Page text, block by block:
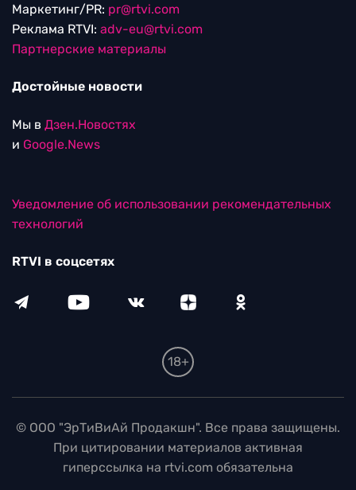
Маркетинг/PR: pr@rtvi.com
Реклама RTVI: adv-eu@rtvi.com
Партнерские материалы
Достойные новости
Мы в Дзен.Новостях
и Google.News
Уведомление об использовании рекомендательных
технологий
RTVI в соцсетях
18+
© ООО "ЭрТиВиАй Продакшн". Все права защищены.
При цитировании материалов активная
гиперссылка на rtvi.com обязательна